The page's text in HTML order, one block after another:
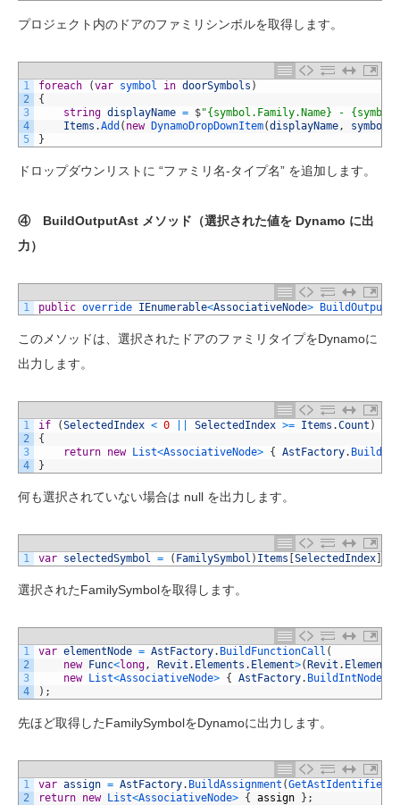
プロジェクト内のドアのファミリシンボルを取得します。
1
2
3
4
5
foreach (var symbol in doorSymbols )
{
string displayName = $"{symbol.Family.Name} -
Items .Add ( new DynamoDropDownItem(displayName, symbol
}
ドロップダウンリストに “ファミリ名-タイプ名” を追加します。
④ BuildOutputAst メソッド（選択された値を Dynamo に出
力）
1 public override IEnumerable<AssociativeNode>
このメソッドは、選択されたドアのファミリタイプをDynamoに
出力します。
1
2
3
4
if (SelectedIndex < 0 SelectedIndex >= Items .Count )
{
return new List<AssociativeNode> { AstFactory.
}
何も選択されていない場合は null を出力します。
1 var selectedSymbol = ( FamilySymbol ) Items SelectedIndex
選択されたFamilySymbolを取得します。
1
2
3
4
var elementNode = AstFactory. BuildFunctionCall (
new
Func<long, Revit . Elements . Element>( Revit . Elements
new
List<AssociativeNode> { AstFactory. BuildIntNode
) ;
先ほど取得したFamilySymbolをDynamoに出力します。
1
2
var assign = AstFactory. BuildAssignment (
return new List<AssociativeNode> { assign } ;